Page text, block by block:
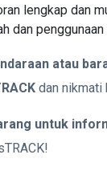
lengkap dan
dan
atau
dan nikmati
untuk